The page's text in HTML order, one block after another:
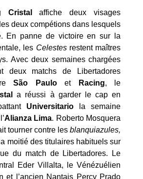
Cristalaffiche deux visages
deux compétions dans lesquels
En panne de victoire en sur la
les Celestesrestent maîtres
Avec deux semaines chargées
deux matchs de Libertadores
São Paulo et Racing, le
a réussi à garder le cap en
Universitario
la semaine
Alianza Lima. Roberto Mosquera
tourner contre les blanquiazules,
moitié des titulaires habituels sur
du match de Libertadores. Le
Eder Villalta, le Vénézuélien
et l’ancien Nantais Percy Prado